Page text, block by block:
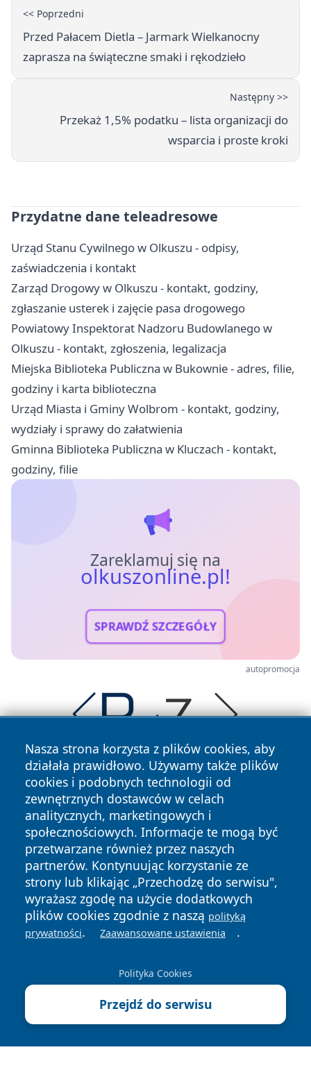
<< Poprzedni
Przed Pałacem Dietla – Jarmark Wielkanocny
zaprasza na świąteczne smaki i rękodzieło
Następny >>
Przekaż 1,5% podatku – lista organizacji do
wsparcia i proste kroki
Przydatne dane teleadresowe
Urząd Stanu Cywilnego w Olkuszu - odpisy,
zaświadczenia i kontakt
Zarząd Drogowy w Olkuszu - kontakt, godziny,
zgłaszanie usterek i zajęcie pasa drogowego
Powiatowy Inspektorat Nadzoru Budowlanego w
Olkuszu - kontakt, zgłoszenia, legalizacja
Miejska Biblioteka Publiczna w Bukownie - adres, filie,
godziny i karta biblioteczna
Urząd Miasta i Gminy Wolbrom - kontakt, godziny,
wydziały i sprawy do załatwienia
Gminna Biblioteka Publiczna w Kluczach - kontakt,
godziny, filie
Zareklamuj się na
olkuszonline.pl!
SPRAWDŹ SZCZEGÓŁY
autopromocja
Nasza strona korzysta z plików cookies, aby
działała prawidłowo. Używamy także plików
cookies i podobnych technologii od
zewnętrznych dostawców w celach
analitycznych, marketingowych i
społecznościowych. Informacje te mogą być
przetwarzane również przez naszych
partnerów. Kontynuując korzystanie ze
strony lub klikając „Przechodzę do serwisu",
wyrażasz zgodę na użycie dodatkowych
plików cookies zgodnie z naszą polityką
prywatności. Zaawansowane ustawienia .
Polityka Cookies
Przejdź do serwisu
Copyright © 2026 olkuszonline.pl Wszystkie prawa
zastrzeżone.
News Autorzy
Polityka
Prywatności
Polityka
Cookies